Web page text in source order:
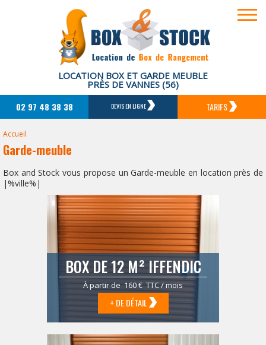
LOCATION BOX ET GARDE MEUBLE
PRÈS DE VANNES (56)
02 97 48 38 38 DEVIS EN LIGNE TARIFS
Accueil
Garde-meuble
Box and Stock vous propose un Garde-meuble en location près de
|%ville%|
BOX DE 12 M² IFFENDIC
À partir de 160 € TTC / mois
+ DE DÉTAIL